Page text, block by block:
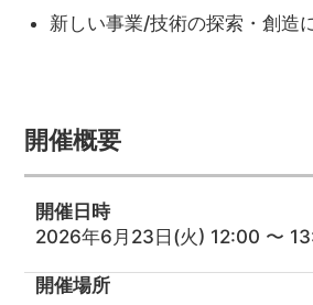
新しい事業/技術の探索・創造
開催概要
開催日時
2026年6月23日(火) 12:00 〜
開催場所